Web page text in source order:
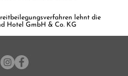
lehnt die
Hotel GmbH & Co. KG